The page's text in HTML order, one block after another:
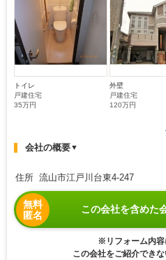
トイレ
戸建住宅
35万円
外壁
戸建住宅
120万円
会社の概要▼
住所 流山市江戸川台東4-247
無料
匿名
この会社を含めた
※リフォーム内容
この会社をご紹介できな